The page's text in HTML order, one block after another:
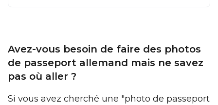
Avez-vous besoin de faire des photos
de passeport allemand mais ne savez
pas où aller ?
Si vous avez cherché une "photo de passeport